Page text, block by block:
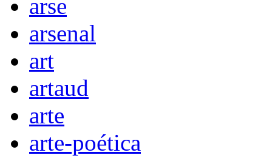
arse
arsenal
art
artaud
arte
arte-poética